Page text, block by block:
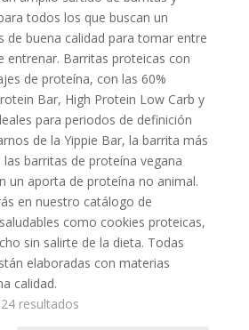
todos los que buscan un
de buena calidad para tomar entre
entrenar. Barritas proteicas con
de proteína, con las 60%
Bar, High Protein Low Carb y
para periodos de definición
de la Yippie Bar, la barrita más
barritas de proteína vegana
un aporta de proteína no animal.
en nuestro catálogo de
como cookies proteicas,
sin salirte de la dieta. Todas
elaboradas con materias
calidad.
resultados